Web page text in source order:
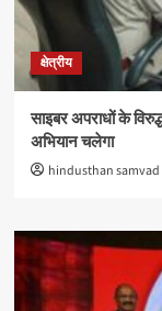
क्षेत्रीय
साइबर अपराधों के
अभियान चलेगा
hindusthan samvad